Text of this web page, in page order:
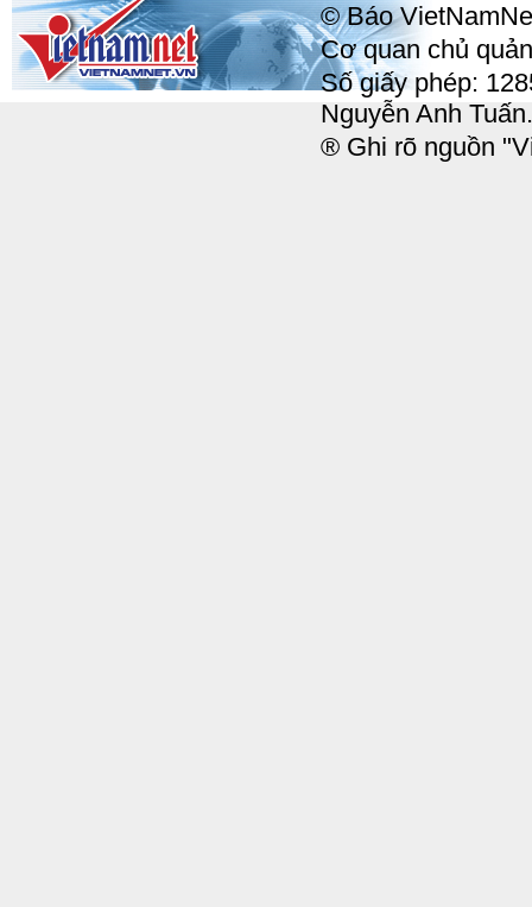
© Báo
Cơ quan chủ
Số giấy phép:
Nguyễn Anh Tuấn.
® Ghi rõ nguồn